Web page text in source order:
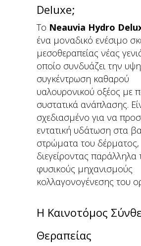
Deluxe;
Το Neauvia Hydro
ένα μοναδικό ενέσιμο
μεσοθεραπείας νέας
οποίο συνδυάζει την
συγκέντρωση καθαρού
υαλουρονικού οξέος με
συστατικά ανάπλασης.
σχεδιασμένο για να
εντατική υδάτωση στα
στρώματα του δέρματος,
διεγείροντας παράλληλα
φυσικούς μηχανισμούς
κολλαγονογένεσης του
Η Καινοτόμος
Θεραπείας